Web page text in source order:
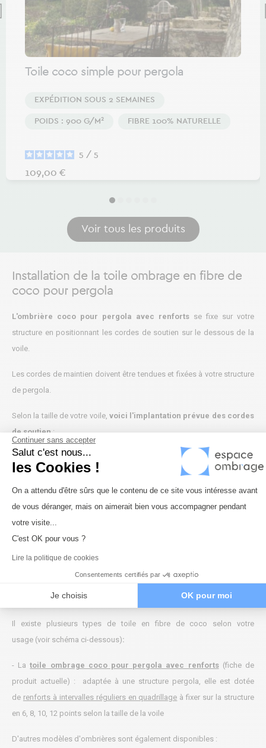
Continuer sans accepter
Salut c'est nous...
les Cookies !
Plateforme de Gestion du
On a attendu d'être sûrs que le contenu de ce site vous intéresse avant
de vous déranger, mais on aimerait bien vous accompagner pendant
votre visite...
C'est OK pour vous ?
Lire la politique de cookies
Consentements certifiés par
Je choisis OK pour moi
Toile coco simple pour pergola
EXPÉDITION SOUS 2 SEMAINES
POIDS : 900 G/M² FIBRE 100% NATURELLE
5 / 5
Prix
109,00 €
Voir tous les produits
Installation de la toile ombrage en fibre de
coco pour pergola
L'ombrière coco pour pergola avec renforts se fixe sur votre
structure en positionnant les cordes de soutien sur le dessous de la
voile.
Les cordes de maintien doivent être tendues et fixées à votre structure
de pergola.
Selon la taille de votre voile, voici l'implantation prévue des cordes
de soutien:
Notre gamme de voiles d'ombrage coco
Il existe plusieurs types de toile en fibre de coco selon votre
usage (voir schéma ci-dessous):
- Latoile ombrage coco pour pergola avec renforts (fiche de
produit actuelle) : adaptée à une structure pergola , elle est dotée
de renforts à intervalles réguliers en quadrillage à fixer sur la structure
en 6, 8, 10, 12 points selon la taille de la voile
D'autres modèles d'ombrières sont également disponibles :